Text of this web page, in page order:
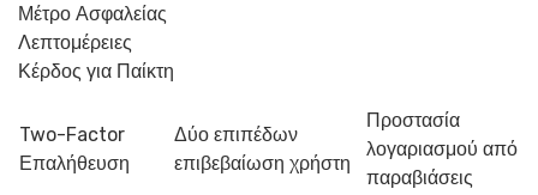
Μέτρο Ασφαλείας
Λεπτομέρειες
Κέρδος για Παίκτη
Two-Factor
Επαλήθευση
Δύο επιπέδων
επιβεβαίωση χρήστη
Προστασία
λογαριασμού από
παραβιάσεις